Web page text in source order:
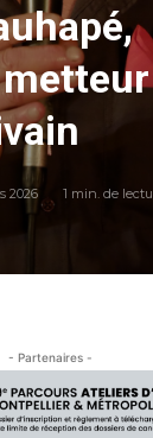
2026 1 min. de
- Partenaires -